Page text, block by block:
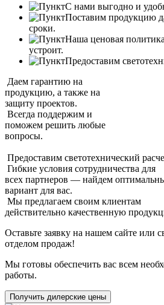
С нами выгодно и
Поставим продукцию
сроки.
Наша ценовая
устроит.
Предоставим
Даем гарантию на
продукцию, а также на
защиту проектов.
Всегда поддержим и
поможем решить любые
вопросы.
Предоставим светотехнический
Гибкие условия сотрудничества для
всех партнеров — найдем
вариант для вас.
Мы предлагаем своим клиентам
действительно качественную
Оставьте заявку на нашем сайте или
отделом продаж!
Мы готовы обеспечить вас всем
работы.
Получить дилерские цены